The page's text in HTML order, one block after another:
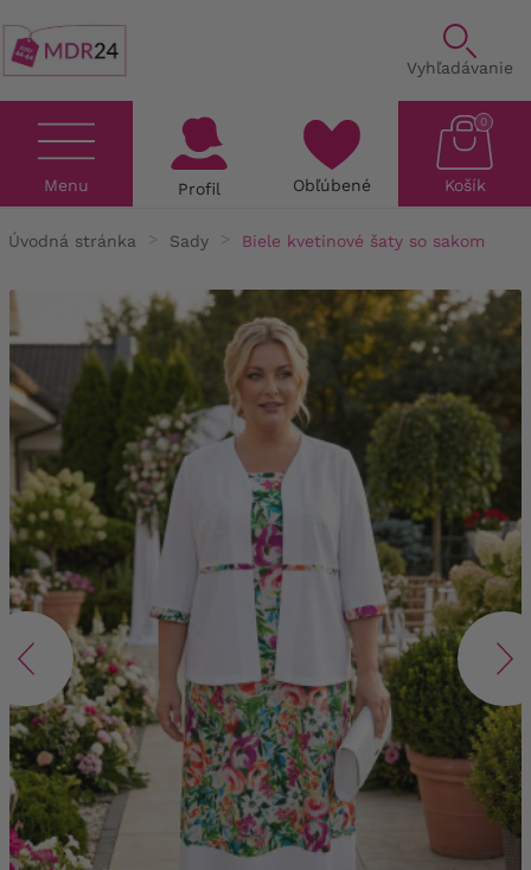
Vyhľadávanie
Menu Profil Obľúbené Košík
0
Úvodná stránka Sady Biele kvetinové šaty so sakom